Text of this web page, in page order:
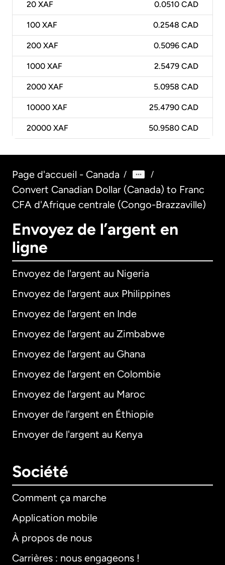
20 XAF 0.0510 CAD
100 XAF 0.2548 CAD
200 XAF 0.5096 CAD
1000 XAF 2.5479 CAD
2000 XAF 5.0958 CAD
10000 XAF 25.4790 CAD
20000 XAF 50.9580 CAD
Page d'accueil - Canada / /
Convert Canadian Dollar (Canada) to Franc
CFA d'Afrique centrale (Congo-Brazzaville)
Envoyez de l’argent en
ligne
Envoyez de l'argent au Nigeria
Envoyez de l'argent aux Philippines
Envoyez de l'argent en Inde
Envoyez de l'argent au Zimbabwe
Envoyez de l'argent au Ghana
Envoyez de l'argent en Colombie
Envoyez de l'argent au Maroc
Envoyer de l'argent en Éthiopie
Envoyer de l'argent au Kenya
Société
Comment ça marche
Application mobile
À propos de nous
Carrières : nous engageons !